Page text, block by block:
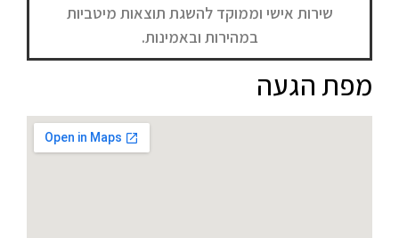
שירות אישי וממוקד להשגת תוצאות מיטביות
במהירות ובאמינות.
מפת הגעה